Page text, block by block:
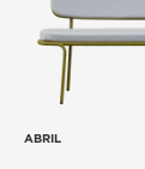
ABRIL